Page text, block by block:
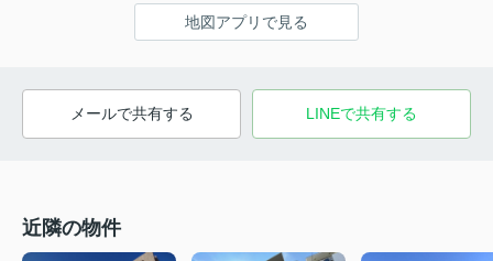
地図アプリで見る
メールで共有する LINEで共有する
近隣の物件